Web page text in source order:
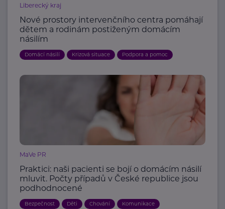
Liberecký kraj
Nové prostory intervenčního centra pomáhají
dětem a rodinám postiženým domácím
násilím
Domácí násilí Krizová situace Podpora a pomoc
MaVe PR
Praktici: naši pacienti se bojí o domácím násilí
mluvit. Počty případů v České republice jsou
podhodnocené
Bezpečnost Děti Chování Komunikace